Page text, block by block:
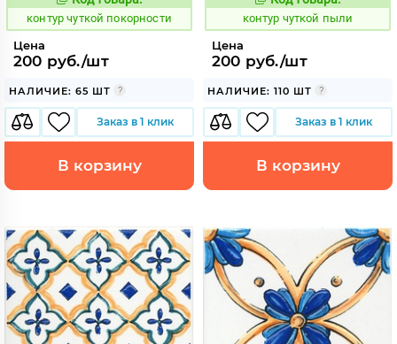
764697
контур чуткой покорности
Цена
200 руб./шт
НАЛИЧИЕ: 65 ШТ
Заказ в 1 клик
В корзину
764701
контур чуткой пыли
Цена
200 руб./шт
НАЛИЧИЕ: 110 ШТ
Заказ в 1 клик
В корзину